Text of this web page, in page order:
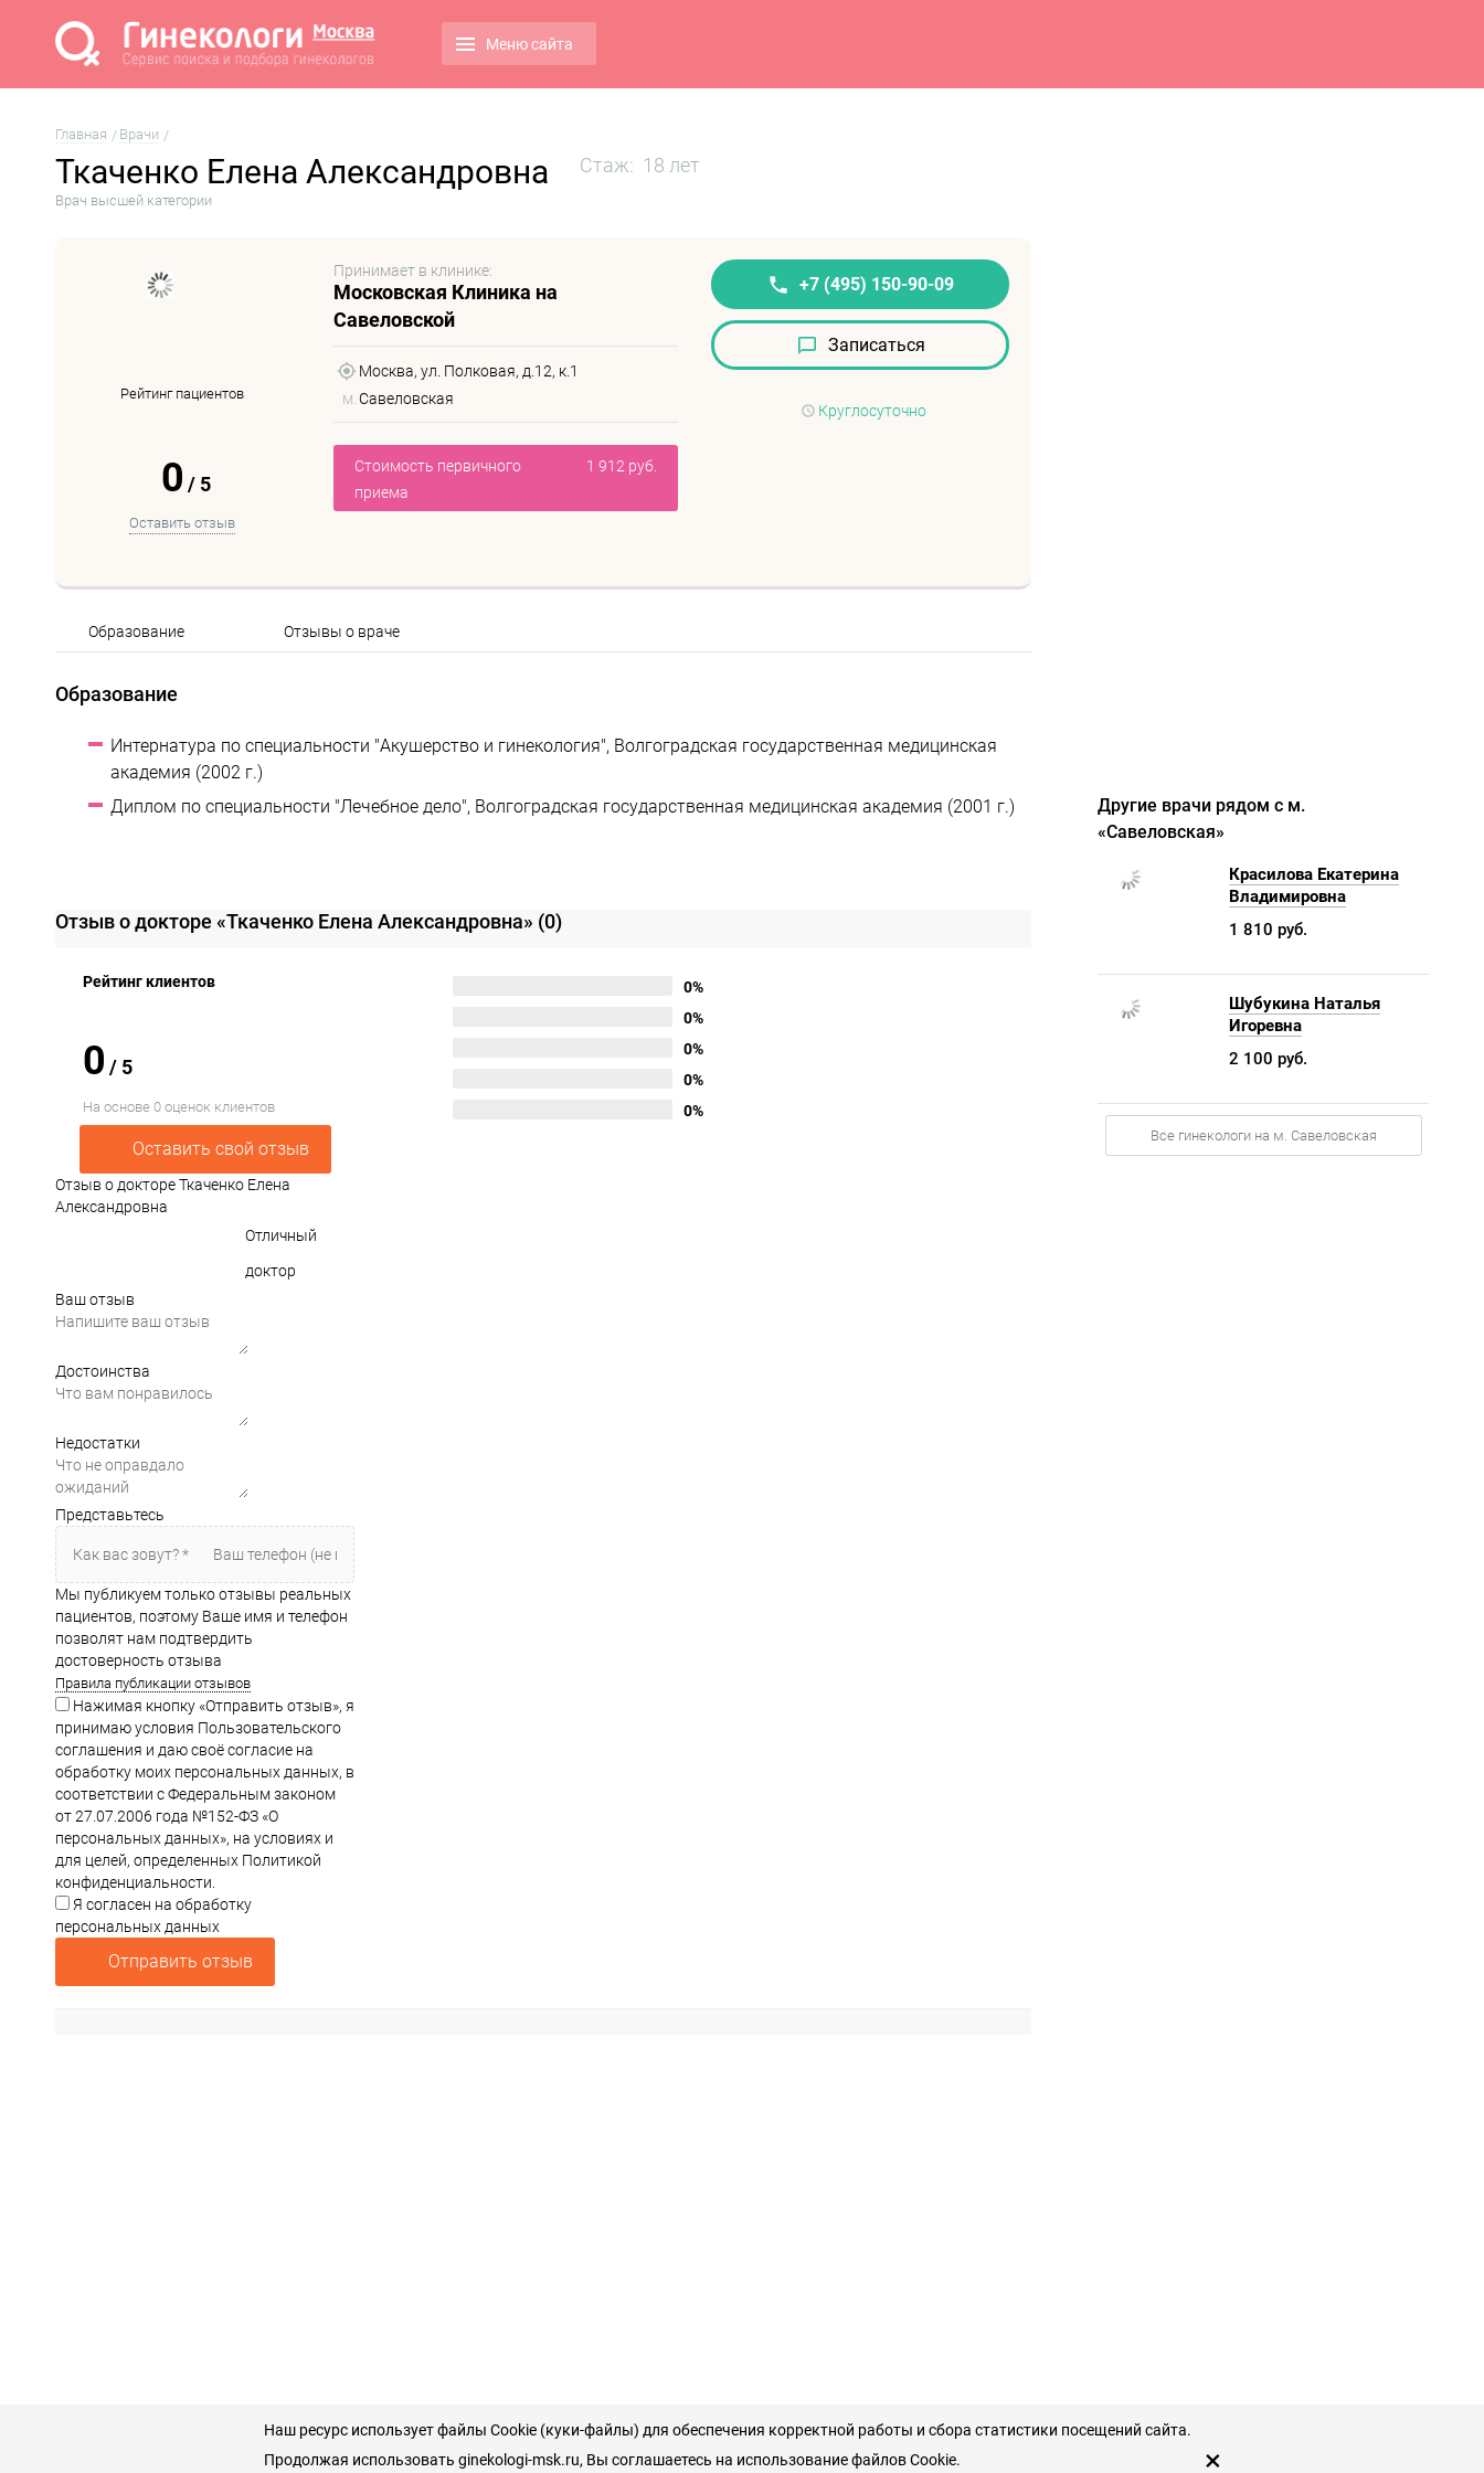
Меню сайта
Главная Врачи
Ткаченко Елена Александровна Стаж: 18 лет
Врач высшей категории
Рейтинг пациентов
0 / 5
Оставить отзыв
Принимает в клинике:
Московская Клиника на
Савеловской
Москва, ул. Полковая, д.12, к.1
м. Савеловская
Стоимость первичного
приема
1 912 руб.
+7 (495) 150-90-09
Записаться
Круглосуточно
Образование Отзывы о враче
Образование
Интернатура по специальности "Акушерство и гинекология", Волгоградская государственная медицинская
академия (2002 г.)
Диплом по специальности "Лечебное дело", Волгоградская государственная медицинская академия (2001 г.)
Отзыв о докторе «Ткаченко Елена Александровна» (0)
Рейтинг клиентов
0 / 5
На основе 0 оценок клиентов
0%
0%
0%
0%
0%
Оставить свой отзыв
Отзыв о докторе Ткаченко Елена
Александровна
Отличный
доктор
Ваш отзыв
Достоинства
Недостатки
Представьтесь
Мы публикуем только отзывы реальных
пациентов, поэтому Ваше имя и телефон
позволят нам подтвердить
достоверность отзыва
Правила публикации отзывов
Нажимая кнопку «Отправить отзыв», я
принимаю условия Пользовательского
соглашения и даю своё согласие на
обработку моих персональных данных, в
соответствии с Федеральным законом
от 27.07.2006 года №152-ФЗ «О
персональных данных», на условиях и
для целей, определенных Политикой
конфиденциальности.
Я согласен на обработку
персональных данных
Отправить отзыв
Другие врачи рядом с м.
«Савеловская»
Красилова Екатерина
Владимировна
1 810 руб.
Шубукина Наталья
Игоревна
2 100 руб.
Все гинекологи на м. Савеловская
Наш ресурс использует файлы Cookie (куки-файлы) для обеспечения корректной работы и сбора статистики посещений сайта.
Продолжая использовать ginekologi-msk.ru, Вы соглашаетесь на использование файлов Cookie.
×